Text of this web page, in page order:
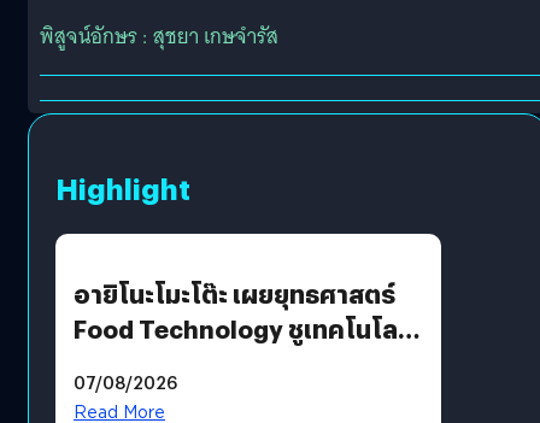
พิสูจน์อักษร : สุชยา เกษจำรัส
Highlight
อายิโนะโมะโต๊ะ เผยยุทธศาสตร์
Food Technology ชูเทคโนโลยี
บริโภคและ B2B
07/08/2026
Read More